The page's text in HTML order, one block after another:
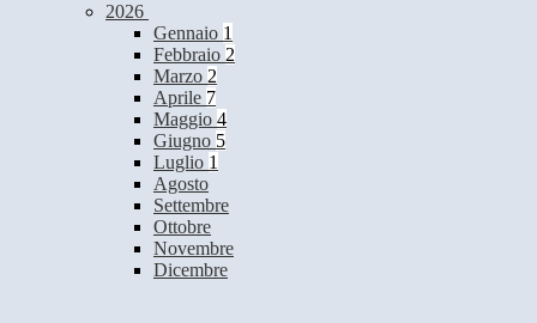
2026
Gennaio 1
Febbraio 2
Marzo 2
Aprile 7
Maggio 4
Giugno 5
Luglio 1
Agosto
Settembre
Ottobre
Novembre
Dicembre